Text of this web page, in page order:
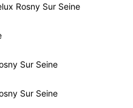
Rosny Sur Seine
Sur Seine
Sur Seine